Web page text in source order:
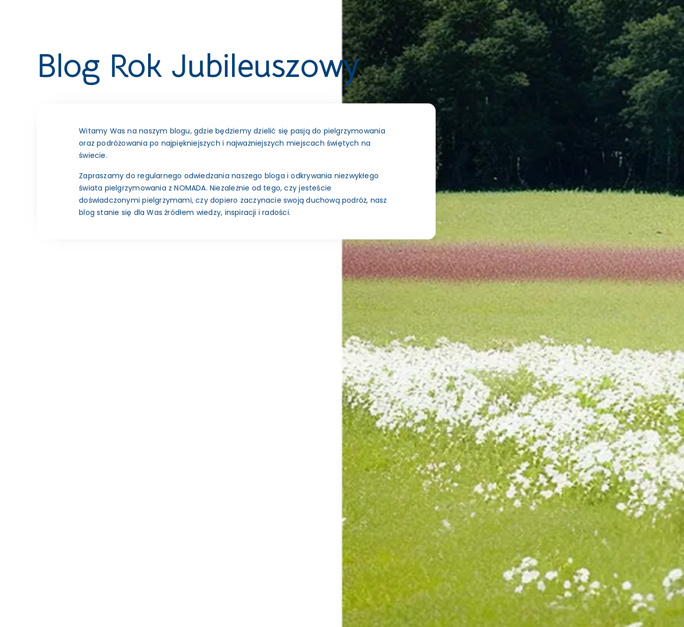
Blog Rok Jubileuszowy
Witamy Was na naszym blogu, gdzie będziemy dzielić się pasją do pielgrzymowania
oraz podróżowania po najpiękniejszych i najważniejszych miejscach świętych na
świecie.
Zapraszamy do regularnego odwiedzania naszego bloga i odkrywania niezwykłego
świata pielgrzymowania z NOMADA. Niezależnie od tego, czy jesteście
doświadczonymi pielgrzymami, czy dopiero zaczynacie swoją duchową podróż, nasz
blog stanie się dla Was źródłem wiedzy, inspiracji i radości.